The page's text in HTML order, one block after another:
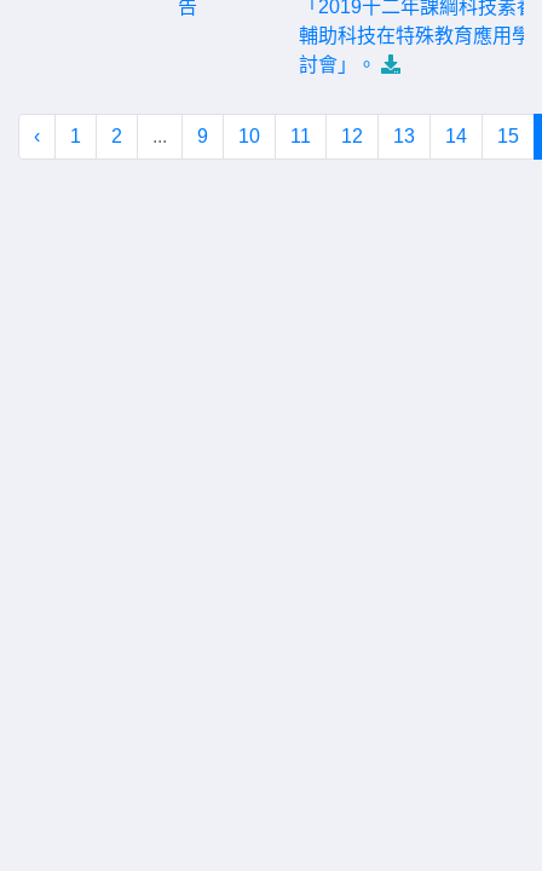
告
「2019十二年課綱科技素養
輔助科技在特殊教育應用學
討會」。
‹ 1 2 ... 9 10 11 12 13 14 15